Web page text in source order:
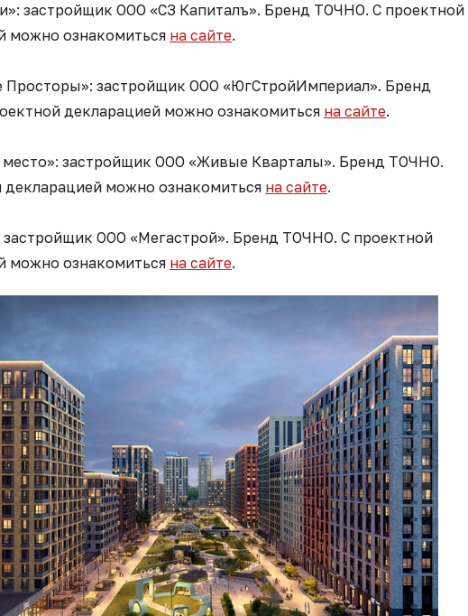
застройщик ООО «СЗ Капиталъ». Бренд ТОЧНО. С проектной
можно ознакомиться на сайте.
застройщик ООО «ЮгСтройИмпериал». Бренд
декларацией можно ознакомиться на сайте.
застройщик ООО «Живые Кварталы». Бренд ТОЧНО.
декларацией можно ознакомиться на сайте.
ООО «Мегастрой». Бренд ТОЧНО. С проектной
можно ознакомиться на сайте.